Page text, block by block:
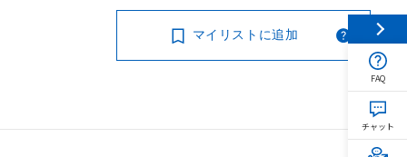
マイリストに追加
FAQ
チャット